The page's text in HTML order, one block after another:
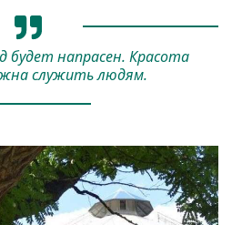
будет напрасен. Красота
служить людям.